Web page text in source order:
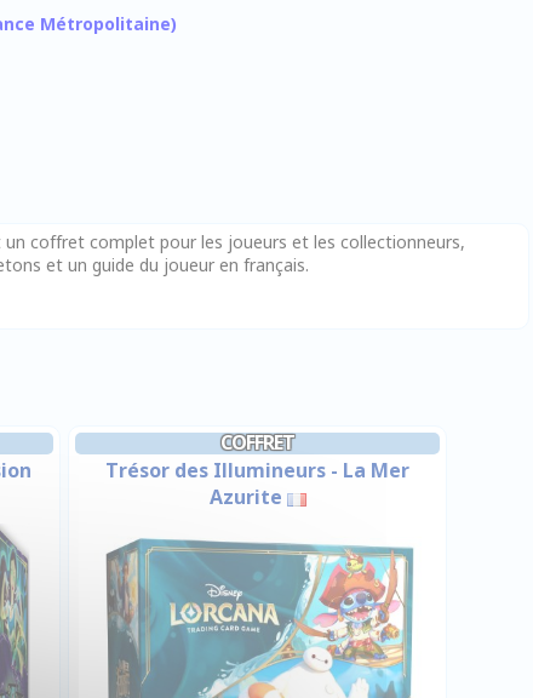
Métropolitaine)
coffret complet pour les joueurs et les collectionneurs,
et un guide du joueur en français.
COFFRET
Trésor des Illumineurs - La Mer
Azurite